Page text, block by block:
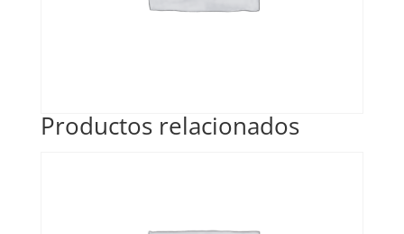
Productos relacionados